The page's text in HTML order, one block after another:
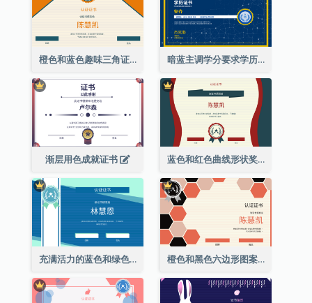
橙色和蓝色趣味三角证书 暗蓝主调学分要求学历证书
渐层用色成就证书 蓝色和红色曲线形状奖证书
充满活力的蓝色和绿色徽章证书 橙色和黑色六边形图案证书